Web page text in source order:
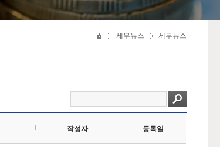
세무뉴스 세무뉴스
작성자 등록일